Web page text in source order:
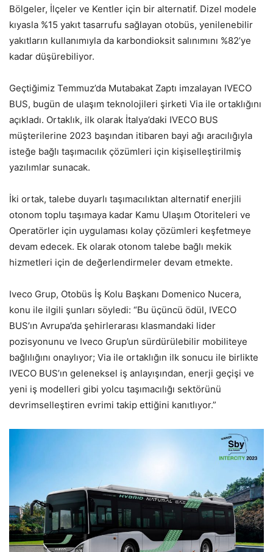
Bölgeler, İlçeler ve Kentler için bir alternatif. Dizel modele
kıyasla %15 yakıt tasarrufu sağlayan otobüs, yenilenebilir
yakıtların kullanımıyla da karbondioksit salınımını %82’ye
kadar düşürebiliyor.
Geçtiğimiz Temmuz’da Mutabakat Zaptı imzalayan IVECO
BUS, bugün de ulaşım teknolojileri şirketi Via ile ortaklığını
açıkladı. Ortaklık, ilk olarak İtalya’daki IVECO BUS
müşterilerine 2023 başından itibaren bayi ağı aracılığıyla
isteğe bağlı taşımacılık çözümleri için kişiselleştirilmiş
yazılımlar sunacak.
İki ortak, talebe duyarlı taşımacılıktan alternatif enerjili
otonom toplu taşımaya kadar Kamu Ulaşım Otoriteleri ve
Operatörler için uygulaması kolay çözümleri keşfetmeye
devam edecek. Ek olarak otonom talebe bağlı mekik
hizmetleri için de değerlendirmeler devam etmekte.
Iveco Grup, Otobüs İş Kolu Başkanı Domenico Nucera,
konu ile ilgili şunları söyledi: “Bu üçüncü ödül, IVECO
BUS’ın Avrupa’da şehirlerarası klasmandaki lider
pozisyonunu ve Iveco Grup’un sürdürülebilir mobiliteye
bağlılığını onaylıyor; Via ile ortaklığın ilk sonucu ile birlikte
IVECO BUS’ın geleneksel iş anlayışından, enerji geçişi ve
yeni iş modelleri gibi yolcu taşımacılığı sektörünü
devrimselleştiren evrimi takip ettiğini kanıtlıyor.”